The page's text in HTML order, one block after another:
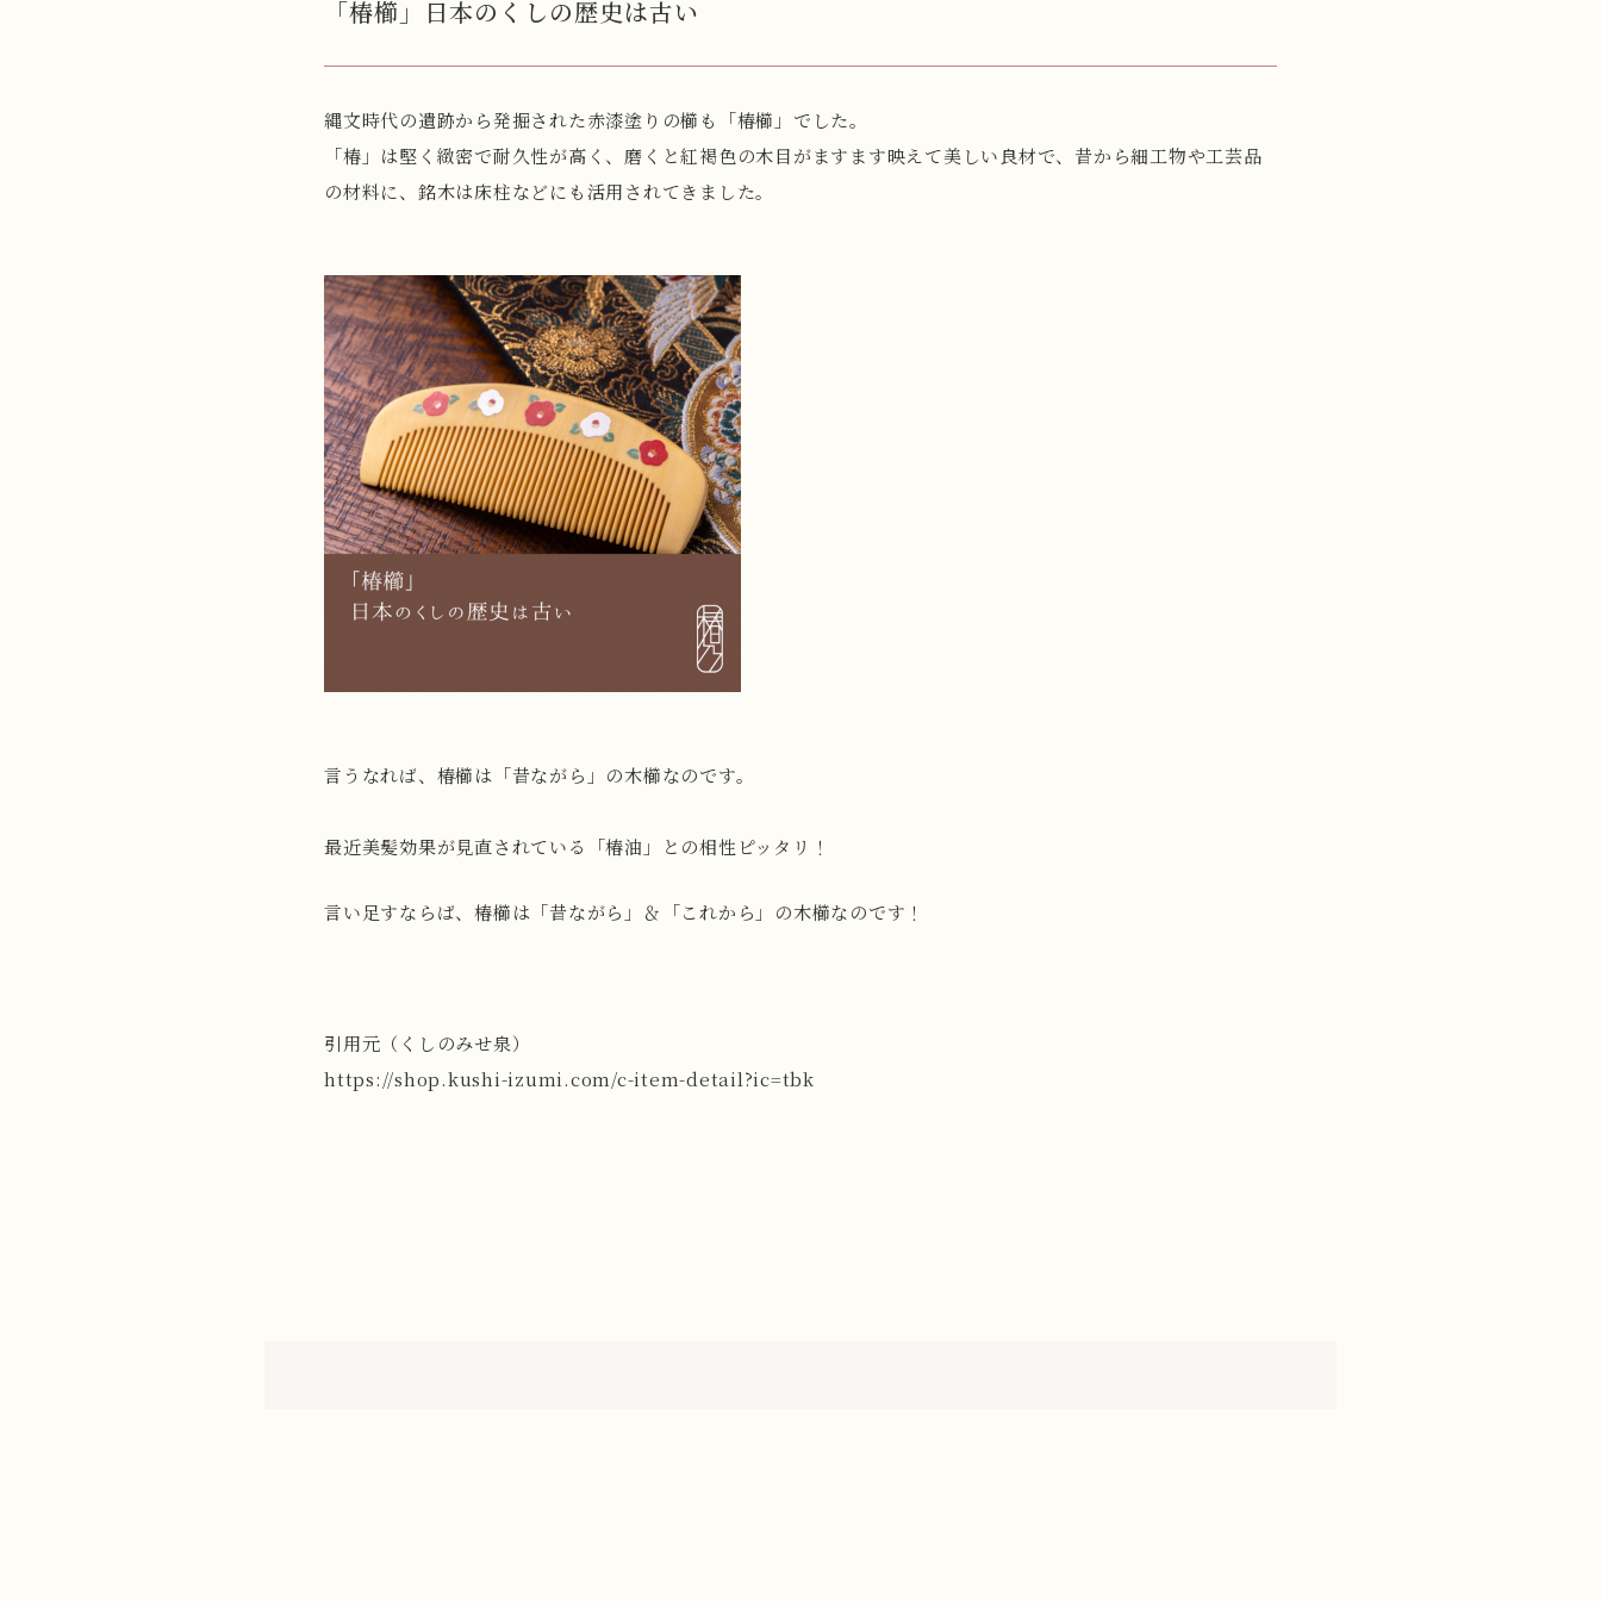
「椿櫛」日本のくしの歴史は古い
縄文時代の遺跡から発掘された赤漆塗りの櫛も「椿櫛」でした。
「椿」は堅く緻密で耐久性が高く、磨くと紅褐色の木目がますます映えて美しい良材で、昔から細工物や工芸品
の材料に、銘木は床柱などにも活用されてきました。
言うなれば、椿櫛は「昔ながら」の木櫛なのです。
最近美髪効果が見直されている「椿油」との相性ピッタリ！
言い足すならば、椿櫛は「昔ながら」＆「これから」の木櫛なのです！
引用元（くしのみせ泉）
https://shop.kushi-izumi.com/c-item-detail?ic=tbk